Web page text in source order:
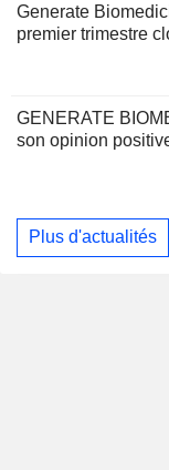
Generate
premier trimestre
GENERATE
son opinion
Plus d'actualités